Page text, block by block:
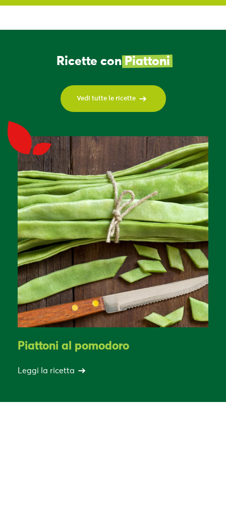
Ricette con Piattoni
Vedi tutte le ricette
Piattoni al pomodoro
Leggi la ricetta